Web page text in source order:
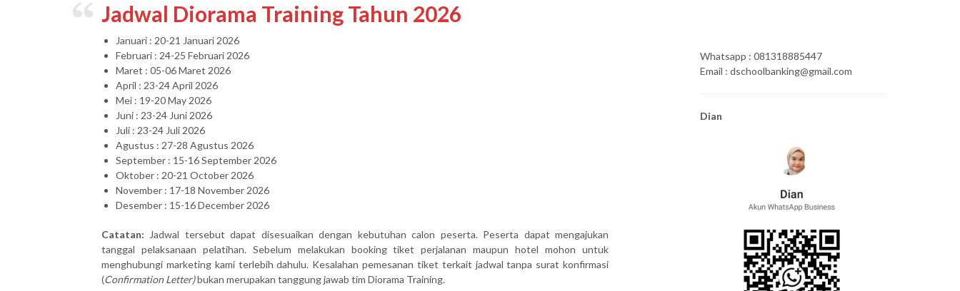
Jadwal Diorama Training Tahun 2026
Januari : 20-21 Januari 2026
Februari : 24-25 Februari 2026
Maret : 05-06 Maret 2026
April : 23-24 April 2026
Mei : 19-20 May 2026
Juni : 23-24 Juni 2026
Juli : 23-24 Juli 2026
Agustus : 27-28 Agustus 2026
September : 15-16 September 2026
Oktober : 20-21 October 2026
November : 17-18 November 2026
Desember : 15-16 December 2026
Catatan: Jadwal tersebut dapat disesuaikan dengan kebutuhan calon peserta. Peserta dapat mengajukan
tanggal pelaksanaan pelatihan. Sebelum melakukan booking tiket perjalanan maupun hotel mohon untuk
menghubungi marketing kami terlebih dahulu. Kesalahan pemesanan tiket terkait jadwal tanpa surat konfirmasi
(Confirmation Letter)bukan merupakan tanggung jawab tim Diorama Training.
Whatsapp : 081318885447
Email : dschoolbanking@gmail.com
Dian